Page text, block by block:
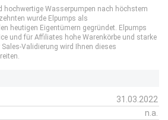
hochwertige Wasserpumpen nach höchstem
wurde Elpumps als
heutigen Eigentümern gegründet. Elpumps
und für Affiliates hohe Warenkörbe und starke
Validierung wird Ihnen dieses
31.03.2022
n.a.